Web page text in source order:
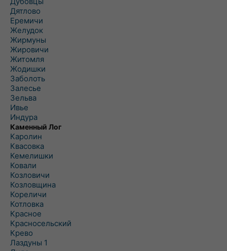
Дятлово
Еремичи
Желудок
Жирмуны
Жировичи
Житомля
Жодишки
Заболоть
Залесье
Зельва
Ивье
Индура
Каменный Лог
Каролин
Квасовка
Кемелишки
Ковали
Козловичи
Козловщина
Кореличи
Котловка
Красное
Красносельский
Крево
Лаздуны 1